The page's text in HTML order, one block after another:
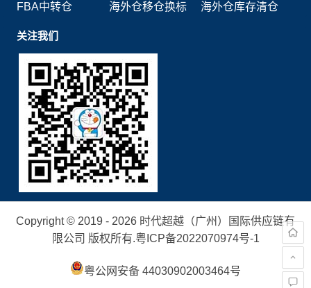
FBA中转仓
海外仓移仓换标 海外仓库存清仓
关注我们
Copyright © 2019 - 2026 时代超越（广州）国际供应链有
限公司 版权所有.粤ICP备2022070974号-1
粤公网安备 44030902003464号